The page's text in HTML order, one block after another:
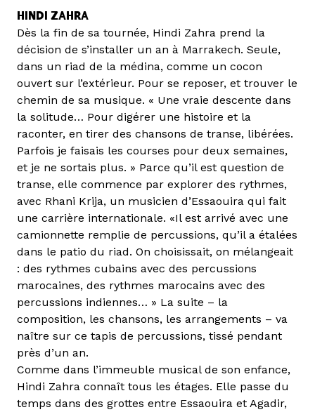
HINDI ZAHRA
Dès la fin de sa tournée, Hindi Zahra prend la
décision de s’installer un an à Marrakech. Seule,
dans un riad de la médina, comme un cocon
ouvert sur l’extérieur. Pour se reposer, et trouver le
chemin de sa musique. « Une vraie descente dans
la solitude… Pour digérer une histoire et la
raconter, en tirer des chansons de transe, libérées.
Parfois je faisais les courses pour deux semaines,
et je ne sortais plus. » Parce qu’il est question de
transe, elle commence par explorer des rythmes,
avec Rhani Krija, un musicien d’Essaouira qui fait
une carrière internationale. «Il est arrivé avec une
camionnette remplie de percussions, qu’il a étalées
dans le patio du riad. On choisissait, on mélangeait
: des rythmes cubains avec des percussions
marocaines, des rythmes marocains avec des
percussions indiennes… » La suite – la
composition, les chansons, les arrangements – va
naître sur ce tapis de percussions, tissé pendant
près d’un an.
Comme dans l’immeuble musical de son enfance,
Hindi Zahra connaît tous les étages. Elle passe du
temps dans des grottes entre Essaouira et Agadir,